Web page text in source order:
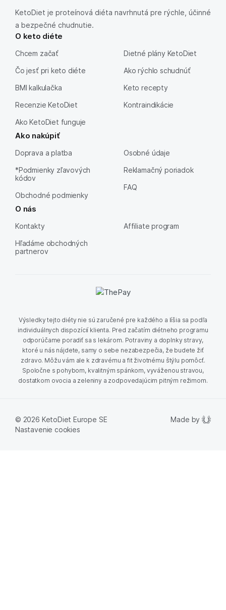
KetoDiet je proteínová diéta navrhnutá pre rýchle, účinné
a bezpečné chudnutie.
O keto diéte
Chcem začať
Čo jesť pri keto diéte
BMI kalkulačka
Recenzie KetoDiet
Ako KetoDiet funguje
Dietné plány KetoDiet
Ako rýchlo schudnúť
Keto recepty
Kontraindikácie
Ako nakúpiť
Doprava a platba
*Podmienky zľavových
kódov
Obchodné podmienky
Osobné údaje
Reklamačný poriadok
FAQ
O nás
Kontakty
Hľadáme obchodných
partnerov
Affiliate program
Výsledky tejto diéty nie sú zaručené pre každého a líšia sa podľa
individuálnych dispozícií klienta. Pred začatím diétneho programu
odporúčame poradiť sa s lekárom. Potraviny a doplnky stravy,
ktoré u nás nájdete, samy o sebe nezabezpečia, že budete žiť
zdravo. Môžu vám ale k zdravému a fit životnému štýlu pomôcť.
Spoločne s pohybom, kvalitným spánkom, vyváženou stravou,
dostatkom ovocia a zeleniny a zodpovedajúcim pitným režimom.
© 2026 KetoDiet Europe SE
Nastavenie cookies
Made by